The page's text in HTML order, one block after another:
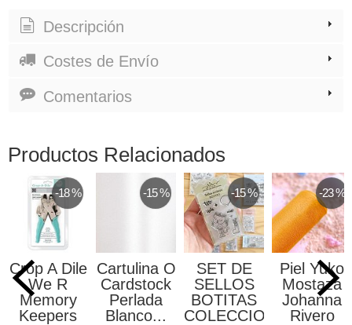
Descripción
Costes de Envío
Comentarios
Productos Relacionados
-18 %
Crop A Dile
We R
Memory
Keepers
-15 %
Cartulina O
Cardstock
Perlada
Blanco...
-15 %
SET DE
SELLOS
BOTITAS
COLECCION...
-23 %
Piel Yuko
Mostaza
Johanna
Rivero